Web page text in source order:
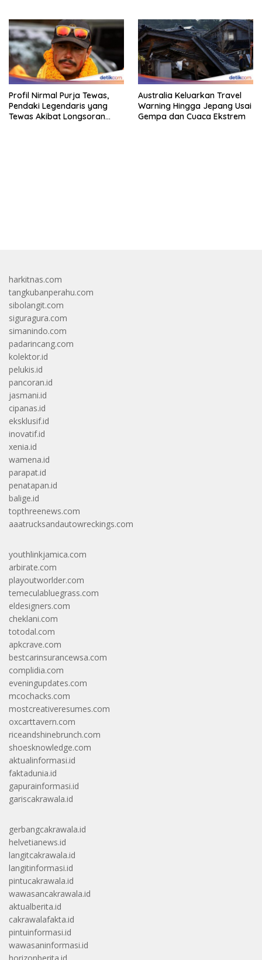
Profil Nirmal Purja Tewas,
Pendaki Legendaris yang
Tewas Akibat Longsoran
Australia Keluarkan Travel
Warning Hingga Jepang Usai
Gempa dan Cuaca Ekstrem
harkitnas.com
tangkubanperahu.com
sibolangit.com
siguragura.com
simanindo.com
padarincang.com
kolektor.id
pelukis.id
pancoran.id
jasmani.id
cipanas.id
eksklusif.id
inovatif.id
xenia.id
wamena.id
parapat.id
penatapan.id
balige.id
topthreenews.com
aaatrucksandautowreckings.com
youthlinkjamica.com
arbirate.com
playoutworlder.com
temeculabluegrass.com
eldesigners.com
cheklani.com
totodal.com
apkcrave.com
bestcarinsurancewsa.com
complidia.com
eveningupdates.com
mcochacks.com
mostcreativeresumes.com
oxcarttavern.com
riceandshinebrunch.com
shoesknowledge.com
aktualinformasi.id
faktadunia.id
gapurainformasi.id
gariscakrawala.id
gerbangcakrawala.id
helvetianews.id
langitcakrawala.id
langitinformasi.id
pintucakrawala.id
wawasancakrawala.id
aktualberita.id
cakrawalafakta.id
pintuinformasi.id
wawasaninformasi.id